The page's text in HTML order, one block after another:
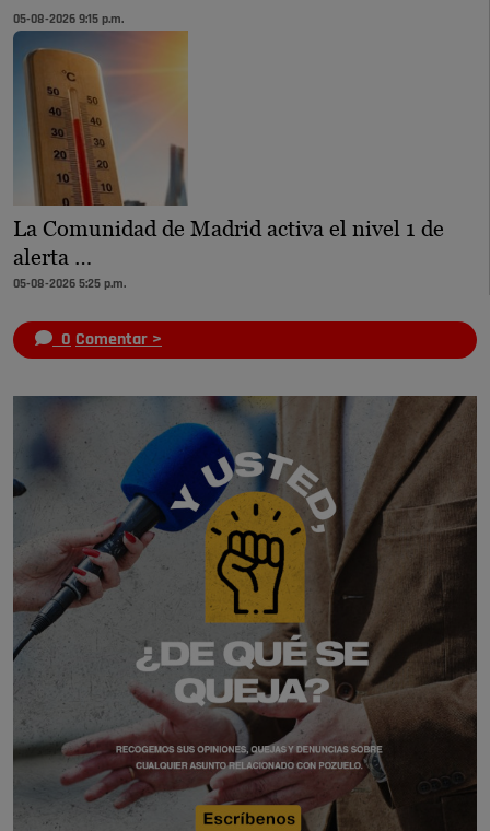
05-08-2026 9:15 p.m.
La Comunidad de Madrid activa el nivel 1 de
alerta …
05-08-2026 5:25 p.m.
0 Comentar >